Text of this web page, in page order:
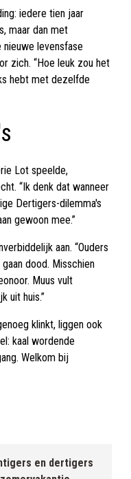
iedere tien jaar
maar dan met
levensfase
zich. “Hoe leuk zou het
hebt met dezelfde
Lot speelde,
“Ik denk dat wanneer
Dertigers-dilemma's
gewoon mee.”
aan. “Ouders
dood. Misschien
Muus vult
uit huis.”
klinkt, liggen ook
kaal wordende
Welkom bij
en dertigers